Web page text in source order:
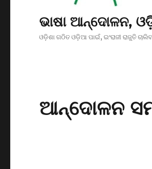
ଭାଷା ଆନ୍ଦୋଳନ,
ଓଡ଼ିଶା ଗଠିତ ଓଡ଼ିଆ ପାଇଁ, ଇଂରାଜୀ ରାଜୁତି
ଆନ୍ଦୋଳନ